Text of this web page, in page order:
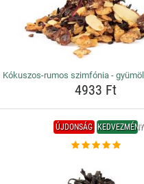
Kókuszos-rumos szimfónia -
4933 Ft
ÚJDONSÁG KEDVEZMÉNY